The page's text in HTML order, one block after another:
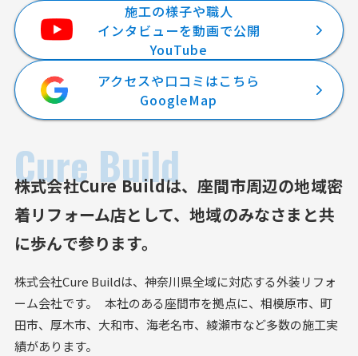
施工の様子や職人
インタビューを動画で公開
YouTube
アクセスや口コミはこちら
GoogleMap
Cure Build
株式会社Cure Buildは、座間市周辺の地域密
着リフォーム店として、地域のみなさまと共
に歩んで参ります。
株式会社Cure Buildは、神奈川県全域に対応する外装リフォ
ーム会社です。 本社のある座間市を拠点に、相模原市、町
田市、厚木市、大和市、海老名市、綾瀬市など多数の施工実
績があります。